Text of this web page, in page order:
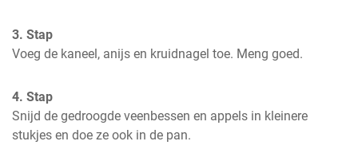
3. Stap
Voeg de kaneel, anijs en kruidnagel toe. Meng goed.
4. Stap
Snijd de gedroogde veenbessen en appels in kleinere
stukjes en doe ze ook in de pan.